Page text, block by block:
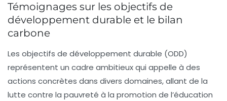
Témoignages sur les objectifs de
développement durable et le bilan
carbone
Les objectifs de développement durable (ODD)
représentent un cadre ambitieux qui appelle à des
actions concrètes dans divers domaines, allant de la
lutte contre la pauvreté à la promotion de l’éducation